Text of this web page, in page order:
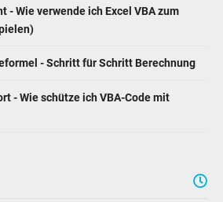
- Wie verwende ich Excel VBA zum
- Schritt für Schritt Berechnung
- Wie schütze ich VBA-Code mit